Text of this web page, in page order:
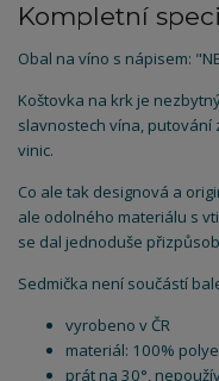
Kompletní
Obal na víno s nápisem:
Koštovka na krk je
slavnostech vína, putování
vinic.
Co ale tak designová a
ale odolného materiálu s
se dal jednoduše
Sedmička není součástí
vyrobeno v ČR
materiál: 100%
prát na 30°,